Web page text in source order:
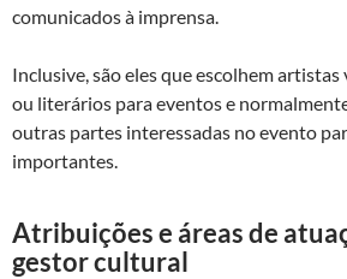
comunicados à imprensa.
Inclusive, são eles que escolhem
ou literários para eventos e
outras partes interessadas no evento
importantes.
Atribuições e áreas de
gestor cultural